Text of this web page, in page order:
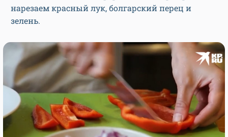
нарезаем красный лук, болгарский перец и
зелень.